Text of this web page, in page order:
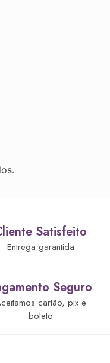
Satisfeito
Entrega garantida
Seguro
cartão, pix e
boleto